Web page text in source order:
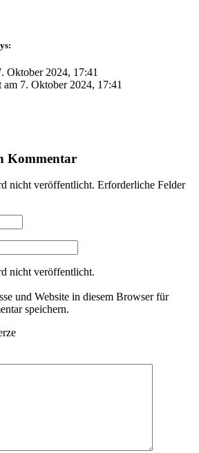
Oktober 2024, 17:41
am 7. Oktober 2024, 17:41
Kommentar
nicht veröffentlicht. Erforderliche Felder
nicht veröffentlicht.
und Website in diesem Browser für
speichern.